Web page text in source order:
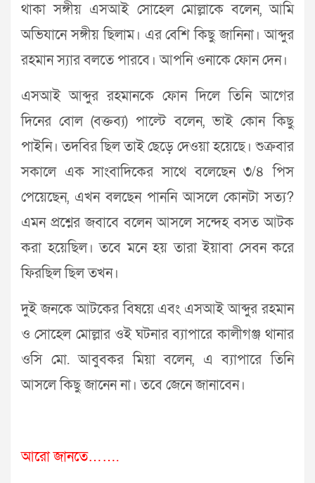
থাকা সঙ্গীয় এসআই সোহেল মোল্লাকে বলেন, আমি
অভিযানে সঙ্গীয় ছিলাম। এর বেশি কিছু জানিনা। আব্দুর
রহমান স্যার বলতে পারবে। আপনি ওনাকে ফোন দেন।
এসআই আব্দুর রহমানকে ফোন দিলে তিনি আগের
দিনের বোল (বক্তব্য) পাল্টে বলেন, ভাই কোন কিছু
পাইনি। তদবির ছিল তাই ছেড়ে দেওয়া হয়েছে। শুক্রবার
সকালে এক সাংবাদিকের সাথে বলেছেন ৩/৪ পিস
পেয়েছেন, এখন বলছেন পাননি আসলে কোনটা সত্য?
এমন প্রশ্নের জবাবে বলেন আসলে সন্দেহ বসত আটক
করা হয়েছিল। তবে মনে হয় তারা ইয়াবা সেবন করে
ফিরছিল ছিল তখন।
দুই জনকে আটকের বিষয়ে এবং এসআই আব্দুর রহমান
ও সোহেল মোল্লার ওই ঘটনার ব্যাপারে কালীগঞ্জ থানার
ওসি মো. আবুবকর মিয়া বলেন, এ ব্যাপারে তিনি
আসলে কিছু জানেন না। তবে জেনে জানাবেন।
আরো জানতে…….